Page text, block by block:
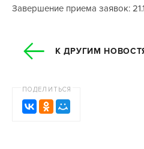
Завершение приема заявок:
К ДРУГИМ
ПОДЕЛИТЬСЯ